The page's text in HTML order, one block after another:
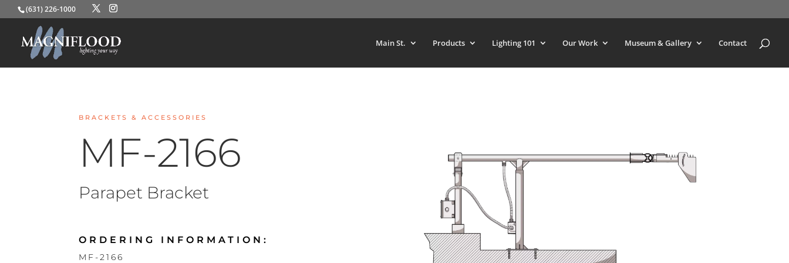
(631) 226-1000
Main St. Products Lighting 101 Our Work Museum & Gallery Contact
BRACKETS & ACCESSORIES
MF-2166
Parapet Bracket
ORDERING INFORMATION:
MF-2166